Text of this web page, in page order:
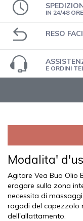
IN 24/48 ORE
RESO
E ORDINI
Modalita'
Agitare Vea Bua Olio
erogare sulla zona
necessita di
ragadi del capezzolo
dell'allattamento.